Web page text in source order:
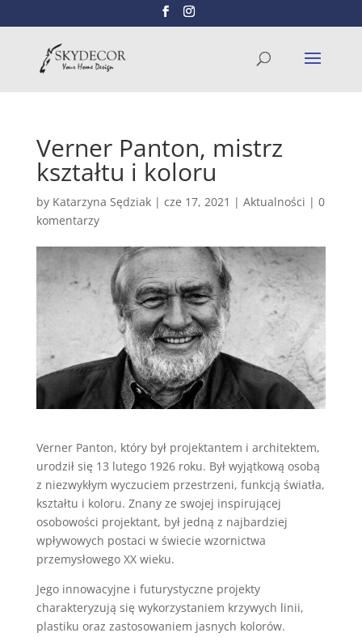
Verner Panton, mistrz
kształtu i koloru
by Katarzyna Sędziak| cze 17, 2021 | Aktualności | 0
komentarzy
Verner Panton, który był projektantem i architektem,
urodził się 13 lutego 1926 roku. Był wyjątkową osobą
z niezwykłym wyczuciem przestrzeni, funkcją światła,
kształtu i koloru. Znany ze swojej inspirującej
osobowości projektant, był jedną z najbardziej
wpływowych postaci w świecie wzornictwa
przemysłowego XX wieku.
Jego innowacyjne i futurystyczne projekty
charakteryzują się wykorzystaniem krzywych linii,
plastiku oraz zastosowaniem jasnych kolorów.